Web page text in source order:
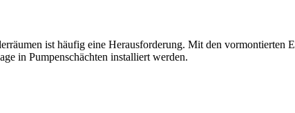
ist häufig eine Herausforderung. Mit den vormontierten
in Pumpenschächten installiert werden.